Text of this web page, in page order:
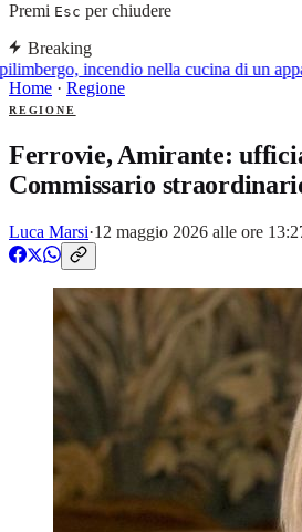
Premi Esc per chiudere
Breaking
incendio nella cucina di un
Home · Regione
REGIONE
Ferrovie, Amirante:
Commissario
Luca Marsi·12 maggio 2026 alle ore